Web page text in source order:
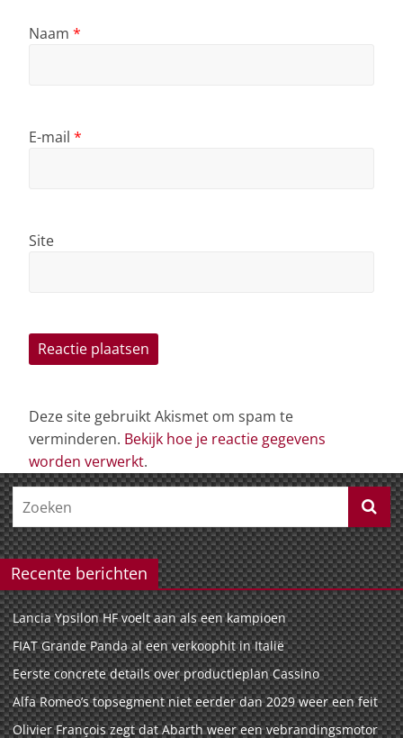
Naam *
E-mail *
Site
Deze site gebruikt Akismet om spam te
verminderen. Bekijk hoe je reactie gegevens
worden verwerkt.
Recente berichten
Lancia Ypsilon HF voelt aan als een kampioen
FIAT Grande Panda al een verkoophit in Italië
Eerste concrete details over productieplan Cassino
Alfa Romeo’s topsegment niet eerder dan 2029 weer een feit
Olivier François zegt dat Abarth weer een vebrandingsmotor